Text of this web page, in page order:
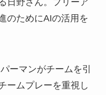
日野さん。フリーア
のためにAIの活用を
ーマンがチームを引
ームプレーを重視し